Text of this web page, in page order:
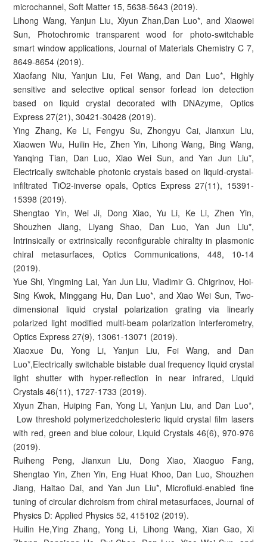
microchannel, Soft Matter 15, 5638-5643 (2019).
Lihong Wang, Yanjun Liu, Xiyun Zhan,Dan Luo*, and Xiaowei
Sun, Photochromic transparent wood for photo-switchable
smart window applications, Journal of Materials Chemistry C 7,
8649-8654 (2019).
Xiaofang Niu, Yanjun Liu, Fei Wang, and Dan Luo*, Highly
sensitive and selective optical sensor forlead ion detection
based on liquid crystal decorated with DNAzyme, Optics
Express 27(21), 30421-30428 (2019).
Ying Zhang, Ke Li, Fengyu Su, Zhongyu Cai, Jianxun Liu,
Xiaowen Wu, Huilin He, Zhen Yin, Lihong Wang, Bing Wang,
Yanqing Tian, Dan Luo, Xiao Wei Sun, and Yan Jun Liu*,
Electrically switchable photonic crystals based on liquid-crystal-
infiltrated TiO2-inverse opals, Optics Express 27(11), 15391-
15398 (2019).
Shengtao Yin, Wei Ji, Dong Xiao, Yu Li, Ke Li, Zhen Yin,
Shouzhen Jiang, Liyang Shao, Dan Luo, Yan Jun Liu*,
Intrinsically or extrinsically reconfigurable chirality in plasmonic
chiral metasurfaces, Optics Communications, 448, 10-14
(2019).
Yue Shi, Yingming Lai, Yan Jun Liu, Vladimir G. Chigrinov, Hoi-
Sing Kwok, Minggang Hu, Dan Luo*, and Xiao Wei Sun, Two-
dimensional liquid crystal polarization grating via linearly
polarized light modified multi-beam polarization interferometry,
Optics Express 27(9), 13061-13071 (2019).
Xiaoxue Du, Yong Li, Yanjun Liu, Fei Wang, and Dan
Luo*,Electrically switchable bistable dual frequency liquid crystal
light shutter with hyper-reflection in near infrared, Liquid
Crystals 46(11), 1727-1733 (2019).
Xiyun Zhan, Huiping Fan, Yong Li, Yanjun Liu, and Dan Luo*,
Low threshold polymerizedcholesteric liquid crystal film lasers
with red, green and blue colour, Liquid Crystals 46(6), 970-976
(2019).
Ruiheng Peng, Jianxun Liu, Dong Xiao, Xiaoguo Fang,
Shengtao Yin, Zhen Yin, Eng Huat Khoo, Dan Luo, Shouzhen
Jiang, Haitao Dai, and Yan Jun Liu*, Microfluid-enabled fine
tuning of circular dichroism from chiral metasurfaces, Journal of
Physics D: Applied Physics 52, 415102 (2019).
Huilin He,Ying Zhang, Yong Li, Lihong Wang, Xian Gao, Xi